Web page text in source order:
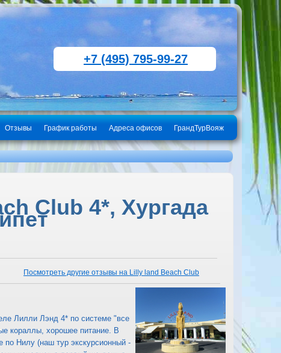
+7 (495) 795-99-27
ГрандТурВояж
Адреса офисов
График работы
Отзывы
Club 4*, Хургада
Посмотреть другие отзывы на Lilly land Beach Club
Лилли Лэнд 4* по системе "все
кораллы, хорошее питание. В
по Нилу (наш тур экскурсионный -